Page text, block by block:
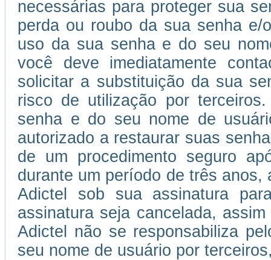
necessárias para proteger sua
perda ou roubo da sua senha
uso da sua senha e do seu
você deve imediatamente
solicitar a substituição da sua
risco de utilização por
senha e do seu nome de
autorizado a restaurar suas
de um procedimento seguro
durante um período de três
Adictel sob sua assinatura
assinatura seja cancelada,
Adictel não se responsabiliza
seu nome de usuário por